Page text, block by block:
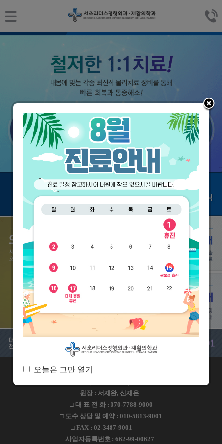
주소 : 서울특별시 서초구 방배로 109 서초리더스빌딩 2-5F
원장 : 서재완, 신재은
□ 대 표 전 화 : 070-7788-9000
□ 도수 상담 및 예약 : 010-5813-9001
□ FAX : 02-3487-9001
사업자등록번호 : 662-99-00627
오늘은 그만 열기